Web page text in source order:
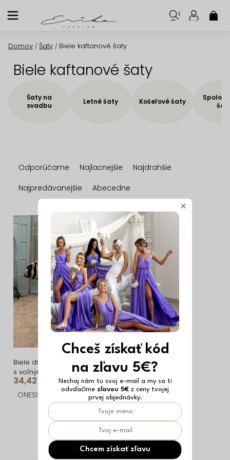
na
Domov / Šaty / Biele kaftanové šaty
Biele kaftanové šaty
Šaty na
svadbu
Letné šaty Košeľové šaty
a
d
n
i
e
p
r
o
d
u
k
t
o
v
Odporúčame Najlacnejšie
Najdrahšie
Najpredávanejšie
Abecedne
V
ý
p
i
s
p
r
o
d
u
k
Biele dlhé šaty KIERANES
s voľnými rukávmi
34,42 €
ONESIZE
O
v
l
á
×
Chceš získať kód
na zľavu 5€?
Nechaj nám tu svoj e-mail a my sa ti
odvďačíme zľavou 5€ z ceny tvojej
prvej objednávky.
Chcem získať zľavu